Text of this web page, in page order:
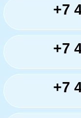
+7
+7
+7